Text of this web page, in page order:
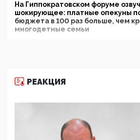
На Гиппократовском форуме
шокирующее: платные опекуны
бюджета в 100 раз больше, чем
многодетные семьи
11:53, 09 Июня 2026
деятельность ИИТО ЮНЕСКО в
цифроглобалисты продолжают
повестку в образовании
09:43, 01 Июня 2026
РЕАКЦИЯ